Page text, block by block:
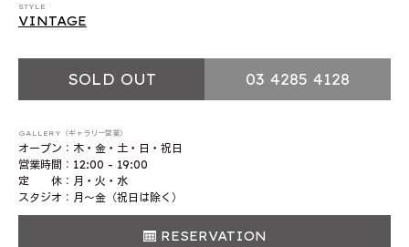
STYLE
VINTAGE
SOLD OUT 03 4285 4128
GALLERY（ギャラリー営業）
オープン：木・金・土・日・祝日
営業時間：12:00 - 19:00
定 休：月・火・水
スタジオ：月〜金（祝日は除く）
RESERVATION